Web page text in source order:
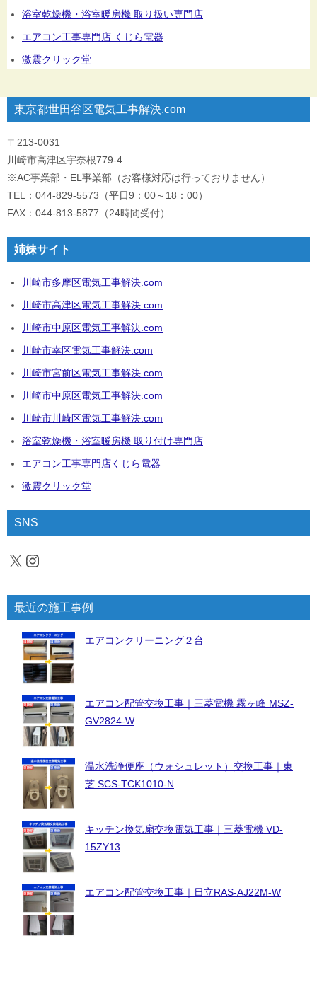
浴室乾燥機・浴室暖房機 取り扱い専門店
エアコン工事専門店 くじら電器
激震クリック堂
東京都世田谷区電気工事解決.com
〒213-0031
川崎市高津区宇奈根779-4
※AC事業部・EL事業部（お客様対応は行っておりません）
TEL：044-829-5573（平日9：00～18：00）
FAX：044-813-5877（24時間受付）
姉妹サイト
川崎市多摩区電気工事解決.com
川崎市高津区電気工事解決.com
川崎市中原区電気工事解決.com
川崎市幸区電気工事解決.com
川崎市宮前区電気工事解決.com
川崎市中原区電気工事解決.com
川崎市川崎区電気工事解決.com
浴室乾燥機・浴室暖房機 取り付け専門店
エアコン工事専門店くじら電器
激震クリック堂
SNS
X Instagram
最近の施工事例
エアコンクリーニング２台
エアコン配管交換工事｜三菱電機 霧ヶ峰 MSZ-
GV2824-W
温水洗浄便座（ウォシュレット）交換工事｜東
芝 SCS-TCK1010-N
キッチン換気扇交換電気工事｜三菱電機 VD-
15ZY13
エアコン配管交換工事｜日立RAS-AJ22M-W